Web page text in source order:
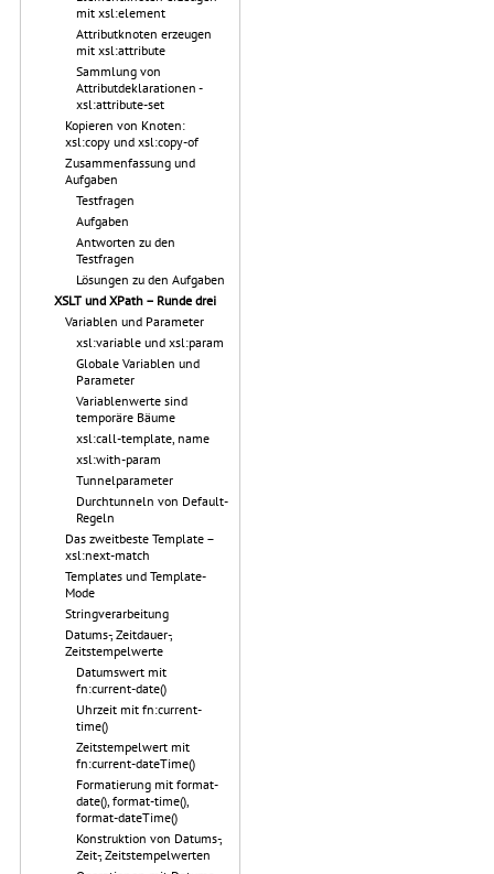
mit xsl:element
Attributknoten erzeugen
mit xsl:attribute
Sammlung von
Attributdeklarationen -
xsl:attribute-set
Kopieren von Knoten:
xsl:copy und xsl:copy-of
Zusammenfassung und
Aufgaben
Testfragen
Aufgaben
Antworten zu den
Testfragen
Lösungen zu den Aufgaben
XSLT und XPath – Runde drei
Variablen und Parameter
xsl:variable und xsl:param
Globale Variablen und
Parameter
Variablenwerte sind
temporäre Bäume
xsl:call-template, name
xsl:with-param
Tunnelparameter
Durchtunneln von Default-
Regeln
Das zweitbeste Template –
xsl:next-match
Templates und Template-
Mode
Stringverarbeitung
Datums-, Zeitdauer-,
Zeitstempelwerte
Datumswert mit
fn:current-date()
Uhrzeit mit fn:current-
time()
Zeitstempelwert mit
fn:current-dateTime()
Formatierung mit format-
date(), format-time(),
format-dateTime()
Konstruktion von Datums-,
Zeit-, Zeitstempelwerten